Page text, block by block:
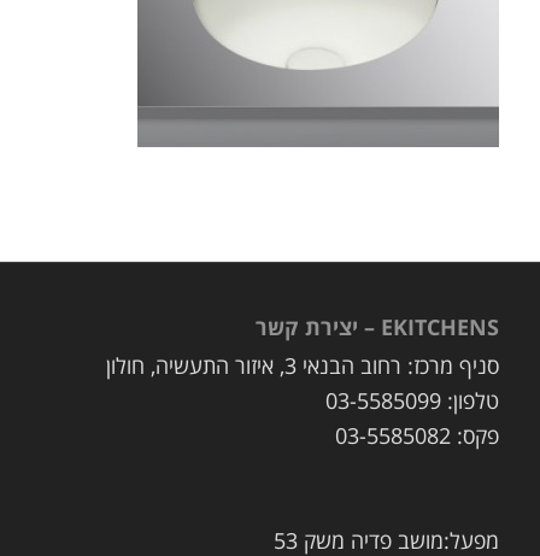
EKITCHENS – יצירת קשר
סניף מרכז: רחוב הבנאי 3, איזור התעשיה, חולון
טלפון: 03-5585099
פקס: 03-5585082
מפעל:מושב פדיה משק 53